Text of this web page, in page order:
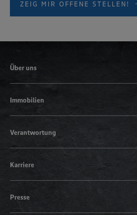
ZEIG MIR OFFENE STELLEN!
Über uns
Immobilien
Verantwortung
Karriere
Presse